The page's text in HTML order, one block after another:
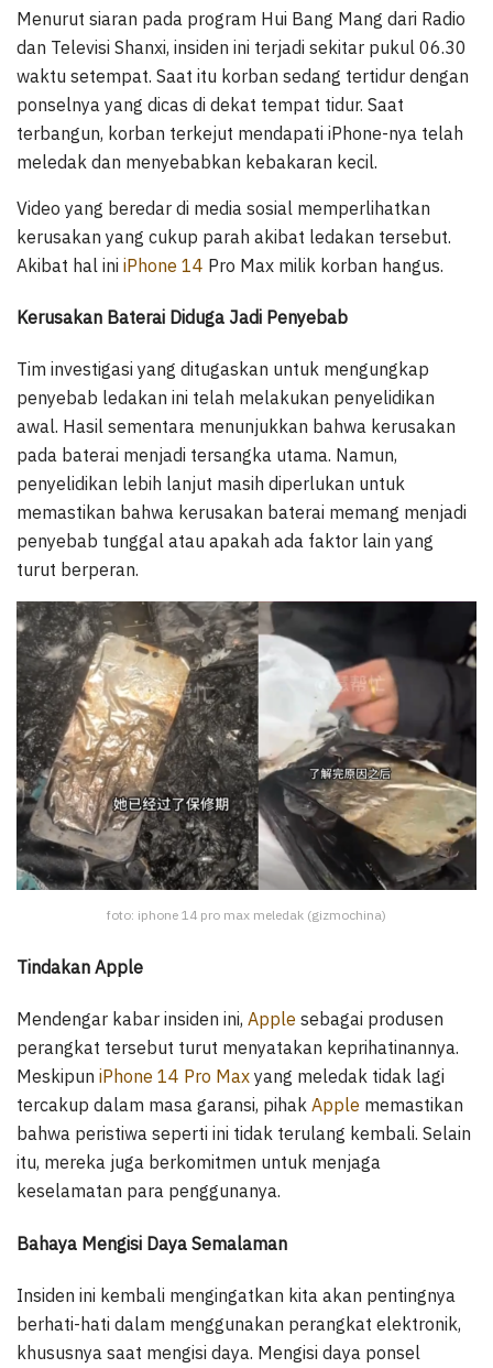
Menurut siaran pada program Hui Bang Mang dari Radio
dan Televisi Shanxi, insiden ini terjadi sekitar pukul 06.30
waktu setempat. Saat itu korban sedang tertidur dengan
ponselnya yang dicas di dekat tempat tidur. Saat
terbangun, korban terkejut mendapati iPhone-nya telah
meledak dan menyebabkan kebakaran kecil.
Video yang beredar di media sosial memperlihatkan
kerusakan yang cukup parah akibat ledakan tersebut.
Akibat hal ini iPhone 14 Pro Max milik korban hangus.
Kerusakan Baterai Diduga Jadi Penyebab
Tim investigasi yang ditugaskan untuk mengungkap
penyebab ledakan ini telah melakukan penyelidikan
awal. Hasil sementara menunjukkan bahwa kerusakan
pada baterai menjadi tersangka utama. Namun,
penyelidikan lebih lanjut masih diperlukan untuk
memastikan bahwa kerusakan baterai memang menjadi
penyebab tunggal atau apakah ada faktor lain yang
turut berperan.
foto: iphone 14 pro max meledak (gizmochina)
Tindakan Apple
Mendengar kabar insiden ini, Apple sebagai produsen
perangkat tersebut turut menyatakan keprihatinannya.
Meskipun iPhone 14 Pro Max yang meledak tidak lagi
tercakup dalam masa garansi, pihak Apple memastikan
bahwa peristiwa seperti ini tidak terulang kembali. Selain
itu, mereka juga berkomitmen untuk menjaga
keselamatan para penggunanya.
Bahaya Mengisi Daya Semalaman
Insiden ini kembali mengingatkan kita akan pentingnya
berhati-hati dalam menggunakan perangkat elektronik,
khususnya saat mengisi daya. Mengisi daya ponsel